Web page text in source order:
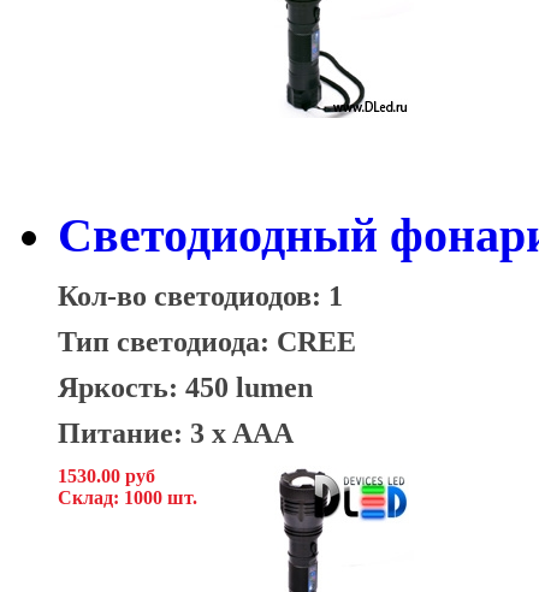
Светодиодный
Кол-во светодиодов: 1
Тип светодиода: CREE
Яркость: 450 lumen
Питание: 3 x AAA
1530.00 руб
Склад: 1000 шт.